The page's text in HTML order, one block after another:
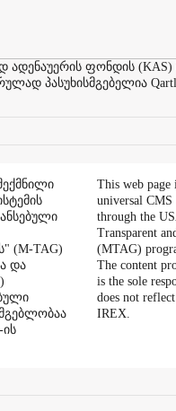
ფონდის (KAS)
პასუხისმგებელია
(M-TAG)
და
This web page
universal CMS
through the
Transparent
(MTAG)
The content
is the sole
does not
IREX.